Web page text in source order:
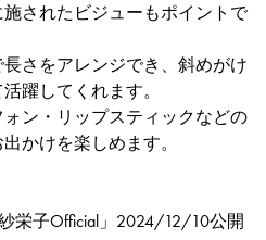
されたビジューもポイントで
さをアレンジでき、斜めがけ
躍してくれます。
ン・リップスティックなどの
かけを楽しめます。
栄子Official」2024/12/10公開